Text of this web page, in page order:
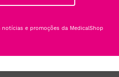
e promoções da MedicalShop